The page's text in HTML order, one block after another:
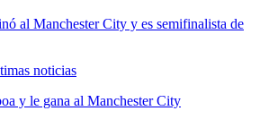
al Manchester City y es semifinalista de
noticias
y le gana al Manchester City